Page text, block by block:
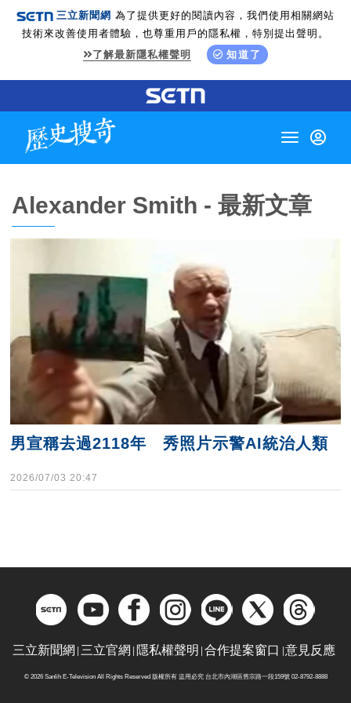
三立新聞網 為了提供更好的閱讀內容，我們使用相關網站
技術來改善使用者體驗，也尊重用戶的隱私權，特別提出聲明。
了解最新隱私權聲明
知道了
Toggle
Alexander Smith - 最新文章
男宣稱去過2118年 秀照片示警AI統治人類
2026/07/03 20:47
三立新聞網 三立官網 隱私權聲明 合作提案窗口 意見反應
© 2026 Sanlih E-Television All Rights Reserved 版權所有 盜用必究 台北市內湖區舊宗路一段159號 02-8792-8888